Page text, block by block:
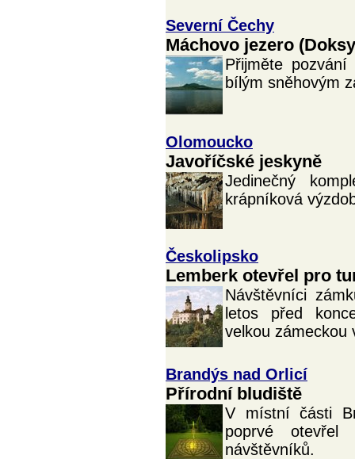
Severní Čechy
Máchovo jezero
Přijměte
bílým sněhovým
Olomoucko
Javoříčské jeskyně
Jedinečný
krápníková
Českolipsko
Lemberk otevřel pro
Návštěvníci
letos před
velkou zámeckou
Brandýs nad Orlicí
Přírodní bludiště
V místní části
poprvé
návštěvníků.